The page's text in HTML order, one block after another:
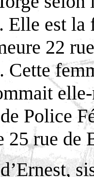
Elle est
22
Cette
Police
25 rue